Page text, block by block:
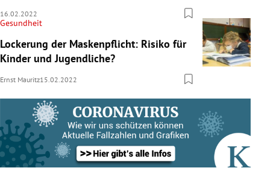
16.02.2022
Gesundheit
Lockerung der Maskenpflicht: Risiko für
Kinder und Jugendliche?
Ernst Mauritz15.02.2022